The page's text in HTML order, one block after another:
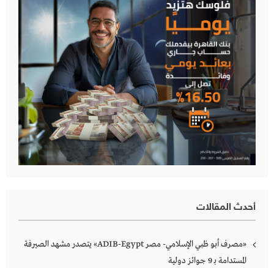
أحدث المقالات
«مصرف أبو ظبي الإسلامي- مصر ADIB-Egypt» يتصدر مشهد الصيرفة
المستدامة بـ 9 جوائز دولية